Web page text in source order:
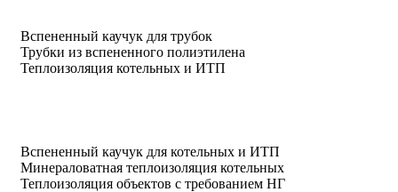
Вспененный каучук для трубок
Трубки из вспененного полиэтилена
Теплоизоляция котельных и ИТП
Вспененный каучук для котельных и ИТП
Минераловатная теплоизоляция котельных
Теплоизоляция объектов с требованием НГ